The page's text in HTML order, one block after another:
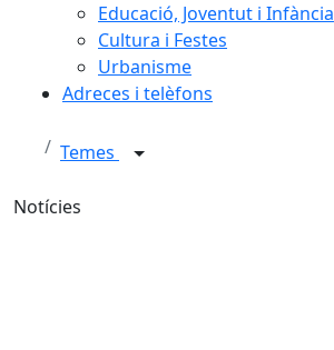
Educació, Joventut i Infància
Cultura i Festes
Urbanisme
Adreces i telèfons
Temes
Notícies